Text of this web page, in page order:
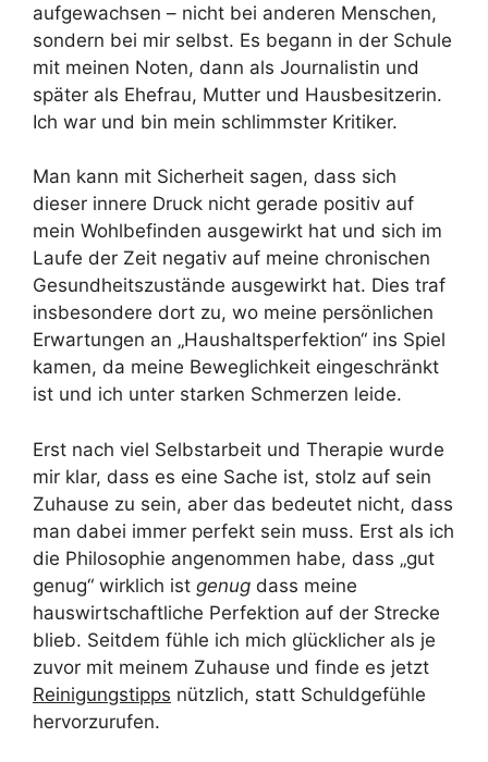
aufgewachsen – nicht bei anderen Menschen,
sondern bei mir selbst. Es begann in der Schule
mit meinen Noten, dann als Journalistin und
später als Ehefrau, Mutter und Hausbesitzerin.
Ich war und bin mein schlimmster Kritiker.
Man kann mit Sicherheit sagen, dass sich
dieser innere Druck nicht gerade positiv auf
mein Wohlbefinden ausgewirkt hat und sich im
Laufe der Zeit negativ auf meine chronischen
Gesundheitszustände ausgewirkt hat. Dies traf
insbesondere dort zu, wo meine persönlichen
Erwartungen an „Haushaltsperfektion“ ins Spiel
kamen, da meine Beweglichkeit eingeschränkt
ist und ich unter starken Schmerzen leide.
Erst nach viel Selbstarbeit und Therapie wurde
mir klar, dass es eine Sache ist, stolz auf sein
Zuhause zu sein, aber das bedeutet nicht, dass
man dabei immer perfekt sein muss. Erst als ich
die Philosophie angenommen habe, dass „gut
genug“ wirklich ist genug dass meine
hauswirtschaftliche Perfektion auf der Strecke
blieb. Seitdem fühle ich mich glücklicher als je
zuvor mit meinem Zuhause und finde es jetzt
Reinigungstipps nützlich, statt Schuldgefühle
hervorzurufen.